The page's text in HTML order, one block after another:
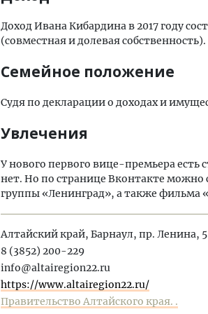
Доход Ивана Кибардина в 2017 году
(совместная и долевая
Семейное положение
Судя по декларации о доходах и
Увлечения
У нового первого вице-премьера есть
нет. Но по странице Вконтакте
группы «Ленинград», а также фильма
Алтайский край, Барнаул, пр. Ленина,
8 (3852) 200-229
info@altairegion22.ru
https://www.altairegion22.ru/
Правительство Алтайского края. .